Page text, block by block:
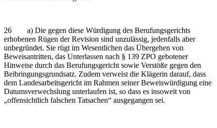
26 a) Die gegen diese Würdigung des Berufungsgerichts
erhobenen Rügen der Revision sind unzulässig, jedenfalls aber
unbegründet. Sie rügt im Wesentlichen das Übergehen von
Beweisantritten, das Unterlassen nach § 139 ZPO gebotener
Hinweise durch das Berufungsgericht sowie Verstöße gegen den
Beibringungsgrundsatz. Zudem verweist die Klägerin darauf, dass
dem Landesarbeitsgericht im Rahmen seiner Beweiswürdigung eine
Datumsverwechslung unterlaufen ist, so dass es insoweit von
„offensichtlich falschen Tatsachen“ ausgegangen sei.